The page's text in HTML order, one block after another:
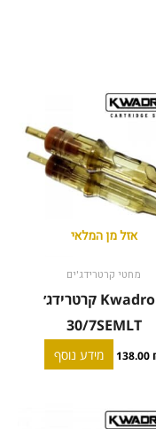
אזל מן המלאי
מחטי קרטרידג'ים
Kwadron קרטרידג׳
30/7SEMLT
138.00 מידע נוסף